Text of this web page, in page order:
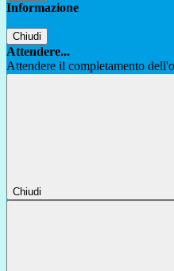
Informazione
Chiudi
Attendere...
Attendere il completamento
Chiudi